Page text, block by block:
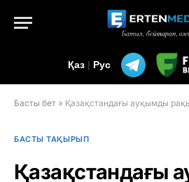
Қаз | Рус
Басты бет » Қазақстандағы ауқымды рақымшылық:
БАСТЫ ТАҚЫРЫП
Қазақстандағы